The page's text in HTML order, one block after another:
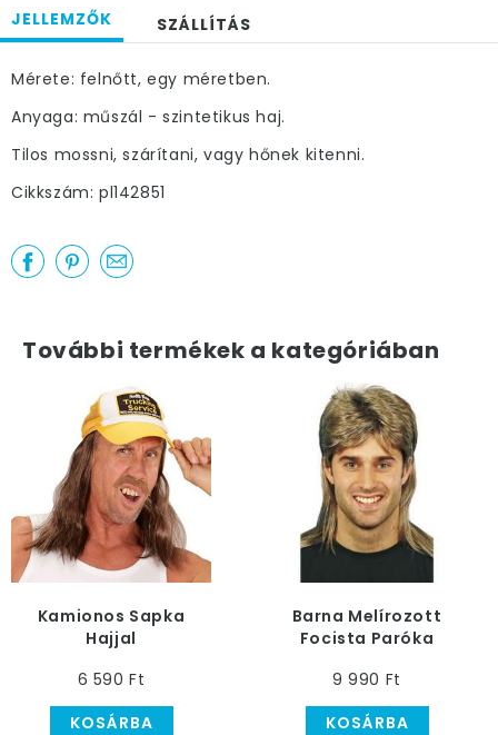
JELLEMZŐK SZÁLLÍTÁS
Mérete: felnőtt, egy méretben.
Anyaga: műszál - szintetikus haj.
Tilos mossni, szárítani, vagy hőnek kitenni.
Cikkszám: pl142851
További termékek a kategóriában
Kamionos Sapka
Hajjal
6 590 Ft
KOSÁRBA
Barna Melírozott
Focista Paróka
9 990 Ft
KOSÁRBA